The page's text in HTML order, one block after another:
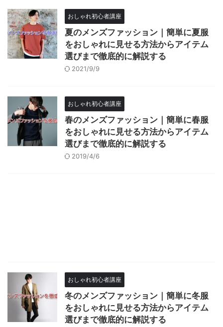
おしゃれ初心者講座
夏のメンズファッション｜簡単に夏服
をおしゃれに見せる方法からアイテム
選びまで徹底的に解説する
2021/9/9
おしゃれ初心者講座
春のメンズファッション｜簡単に春服
をおしゃれに見せる方法からアイテム
選びまで徹底的に解説する
2019/4/6
おしゃれ初心者講座
冬のメンズファッション｜簡単に冬服
をおしゃれに見せる方法からアイテム
選びまで徹底的に解説する